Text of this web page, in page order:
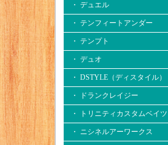
・ デュエル
・ テンフィートアンダー
・ テンプト
・ デュオ
・ DSTYLE（ディスタイル）
・ ドランクレイジー
・ トリニティカスタムベイツ
・ ニシネルアーワークス